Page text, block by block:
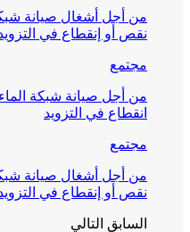
من أجل أشغال صيانة
نقص أو إنقطاع في
مجتمع
من أجل صيانة شبكة
انقطاع في التزويد
مجتمع
من أجل أشغال صيانة
نقص أو إنقطاع في
السابق التالي